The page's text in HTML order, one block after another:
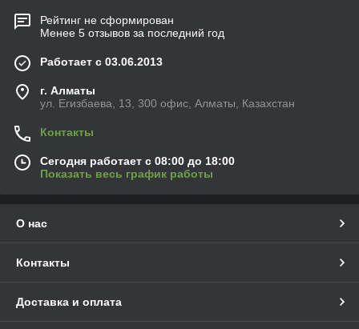
Рейтинг не сформирован
Менее 5 отзывов за последний год
Работает с 03.06.2013
г. Алматы
ул. Егизбаева, 13, 300 офис, Алматы, Казахстан
Контакты
Сегодня работает с 08:00 до 18:00
Показать весь график работы
О нас
Контакты
Доставка и оплата